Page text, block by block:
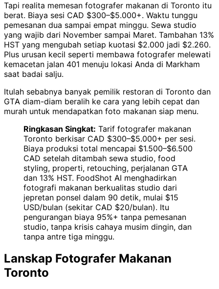
Tapi realita memesan fotografer makanan di Toronto itu
berat. Biaya sesi CAD $300–$5.000+. Waktu tunggu
pemesanan dua sampai empat minggu. Sewa studio
yang wajib dari November sampai Maret. Tambahan 13%
HST yang mengubah setiap kuotasi $2.000 jadi $2.260.
Plus urusan kecil seperti membawa fotografer melewati
kemacetan jalan 401 menuju lokasi Anda di Markham
saat badai salju.
Itulah sebabnya banyak pemilik restoran di Toronto dan
GTA diam-diam beralih ke cara yang lebih cepat dan
murah untuk mendapatkan foto makanan siap menu.
Ringkasan Singkat: Tarif fotografer makanan
Toronto berkisar CAD $300–$5.000+ per sesi.
Biaya produksi total mencapai $1.500–$6.500
CAD setelah ditambah sewa studio, food
styling, properti, retouching, perjalanan GTA
dan 13% HST. FoodShot AI menghadirkan
fotografi makanan berkualitas studio dari
jepretan ponsel dalam 90 detik, mulai $15
USD/bulan (sekitar CAD $20/bulan). Itu
pengurangan biaya 95%+ tanpa pemesanan
studio, tanpa krisis cahaya musim dingin, dan
tanpa antre tiga minggu.
Lanskap Fotografer Makanan
Toronto